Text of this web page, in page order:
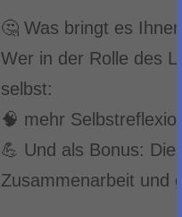
🤔 Was bringt es
Wer in der Rolle des
selbst:
🧠 mehr
💪 Und als Bonus:
Zusammenarbeit und